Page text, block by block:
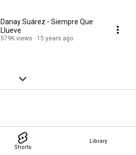
Shorts
Library
Danay Suárez - Siempre Que
Llueve
579K views 15 years ago